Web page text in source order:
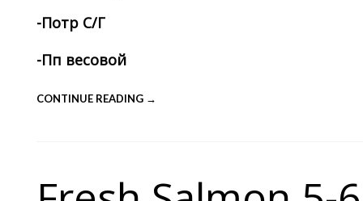
-Потр С/Г
-Пп весовой
CONTINUE READING →